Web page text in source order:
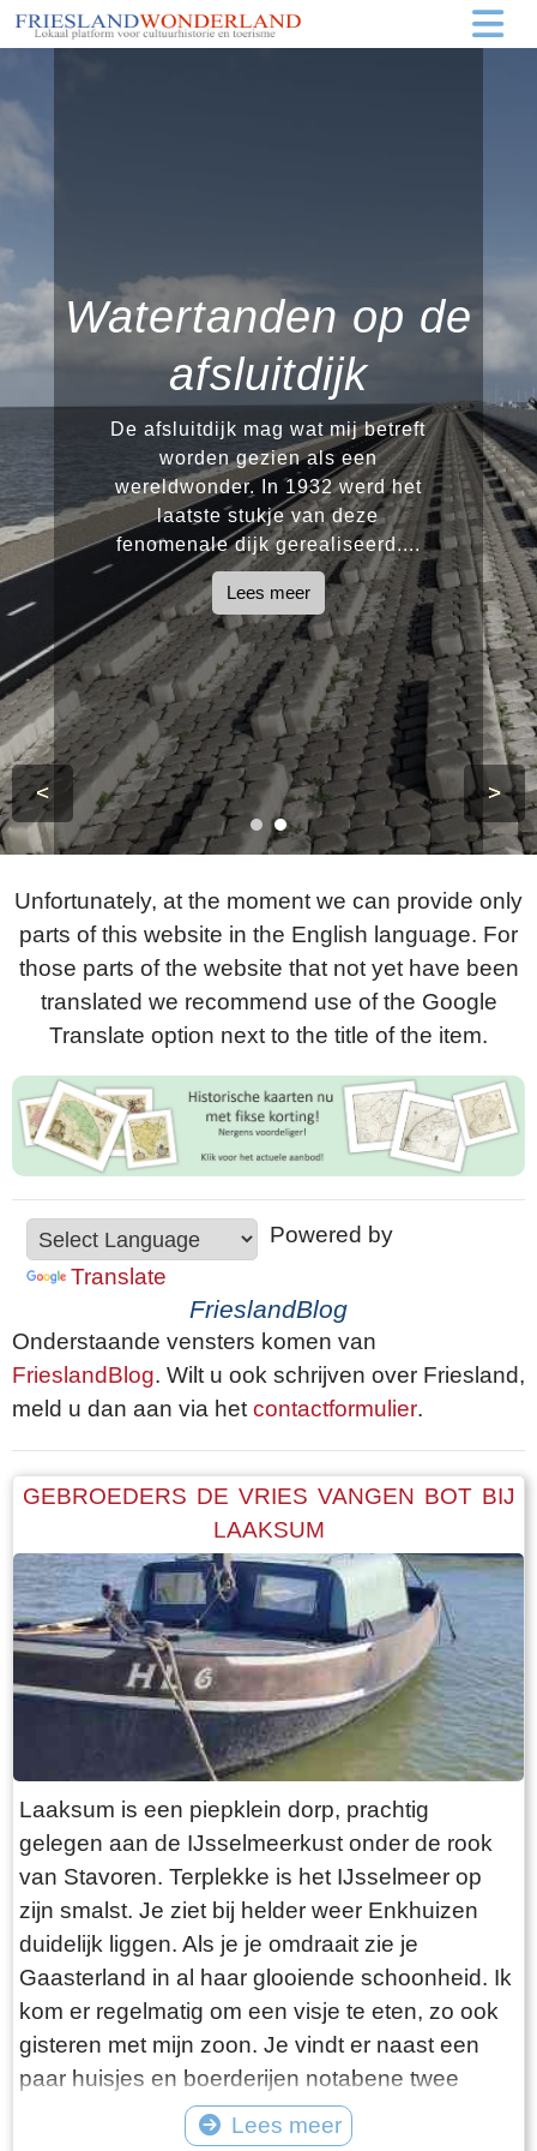
Watertanden op de
afsluitdijk
De afsluitdijk mag wat mij betreft
worden gezien als een
wereldwonder. In 1932 werd het
laatste stukje van deze
fenomenale dijk gerealiseerd....
Lees meer
< >
Unfortunately, at the moment we can provide only
parts of this website in the English language. For
those parts of the website that not yet have been
translated we recommend use of the Google
Translate option next to the title of the item.
Powered by
Translate
FrieslandBlog
Onderstaande vensters komen van
FrieslandBlog. Wilt u ook schrijven over Friesland,
meld u dan aan via hetcontactformulier.
GEBROEDERS DE VRIES VANGEN BOT BIJ
LAAKSUM
Laaksum is een piepklein dorp, prachtig
gelegen aan de IJsselmeerkust onder de rook
van Stavoren. Terplekke is het IJsselmeer op
zijn smalst. Je ziet bij helder weer Enkhuizen
duidelijk liggen. Als je je omdraait zie je
Gaasterland in al haar glooiende schoonheid. Ik
kom er regelmatig om een visje te eten, zo ook
gisteren met mijn zoon. Je vindt er naast een
paar huisjes en boerderijen notabene twee
visrestaurants op steenworp afstand van elkaar.
Er schijnt het jaar rond voldoende klandizie te
Lees meer